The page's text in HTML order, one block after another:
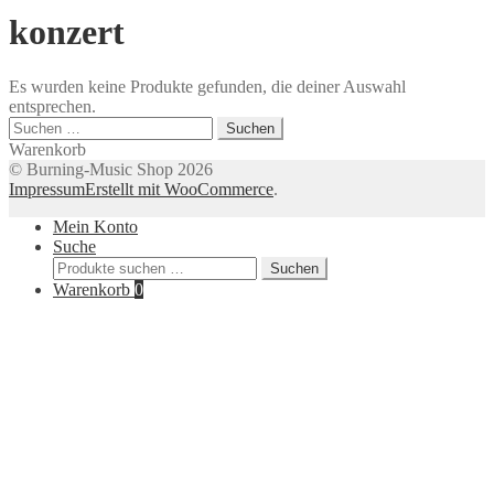
konzert
Es wurden keine Produkte gefunden, die deiner Auswahl
entsprechen.
Suchen
nach:
Warenkorb
© Burning-Music Shop 2026
ImpressumErstellt mit WooCommerce.
Mein Konto
Suche
Suche
nach:
Suchen
Warenkorb 0